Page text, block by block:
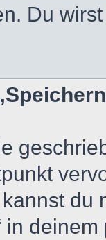
Du
du
in